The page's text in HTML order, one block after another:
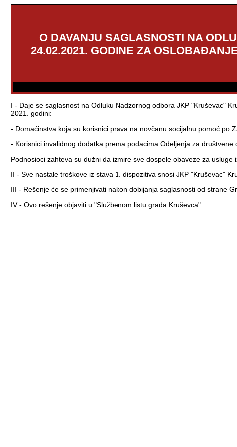
O DAVANJU SAGLASNOSTI NA
24.02.2021. GODINE ZA
I - Daje se saglasnost na Odluku Nadzornog odbora JKP "Kruševac"
2021. godini:
- Domaćinstva koja su korisnici prava na novčanu socijalnu pomoć po
- Korisnici invalidnog dodatka prema podacima Odeljenja za
Podnosioci zahteva su dužni da izmire sve dospele obaveze za
II - Sve nastale troškove iz stava 1. dispozitiva snosi JKP "Kruševac"
III - Rešenje će se primenjivati nakon dobijanja saglasnosti od strane
IV - Ovo rešenje objaviti u "Službenom listu grada Kruševca".